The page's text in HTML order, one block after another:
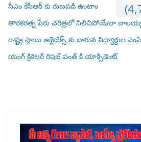
సీఎం కేసీఆర్ కు రుణపడి ఉంటాం
తారకరత్న పేరు చరిత్రలో నిలిచిపోయేలా
రాష్ట్ర స్తాయి అథ్లెటిక్స్ కు బారువ విద్యార్దుల
యంగ్ క్రికెటర్ రిషబ్ పంత్ కి యాక్సిడెంట్